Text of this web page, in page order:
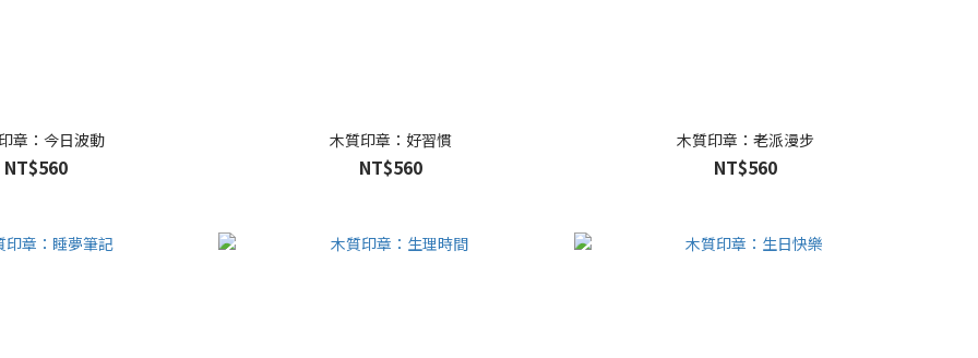
章：今日波動
NT$560
木質印章：好習慣
NT$560
木質印章：老派漫步
NT$560